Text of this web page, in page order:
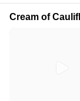
Cream of